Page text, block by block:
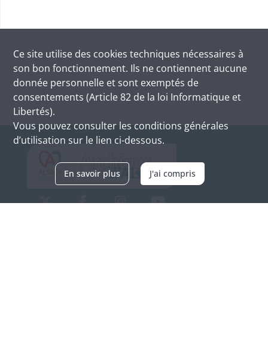
Ce site utilise des cookies techniques nécessaires à
son bon fonctionnement. Ils ne contiennent aucune
donnée personnelle et sont exemptés de
consentements (Article 82 de la loi Informatique et
Libertés).
Vous pouvez consulter les conditions générales
d’utilisation sur le lien ci-dessous.
En savoir plus J'ai compris